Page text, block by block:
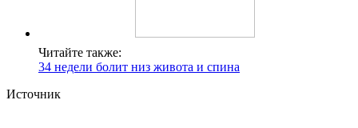
Читайте также:
34 недели болит низ живота и спина
Источник